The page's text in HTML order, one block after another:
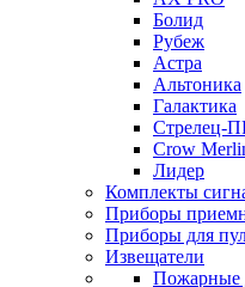
Болид
Рубеж
Астра
Альтоника
Галактика
Стрелец-
Crow
Лидер
Комплекты
Приборы
Приборы для
Извещатели
Пожарные